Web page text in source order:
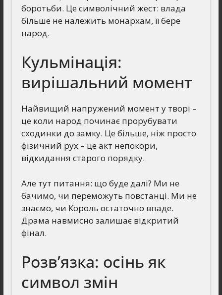
боротьби. Це символічний жест: влада
більше не належить монархам, її бере
народ.
Кульмінація:
вирішальний момент
Найвищий напружений момент у творі –
це коли народ починає прорубувати
сходинки до замку. Це більше, ніж просто
фізичний рух – це акт непокори,
відкидання старого порядку.
Але тут питання: що буде далі? Ми не
бачимо, чи переможуть повстанці. Ми не
знаємо, чи Король остаточно впаде.
Драма навмисно залишає відкритий
фінал.
Розв’язка: осінь як
символ змін